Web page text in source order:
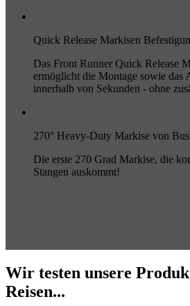
Quick Release Markisen
Das Front Runner Quick Release
ermöglicht die Montage sowie das
innerhalb von Sekunden - ohne
270° Heavy-Duty Markise von
Die erste 270 Grad Markise, die
Stangen auskommt!
Wir testen unsere
Reisen...